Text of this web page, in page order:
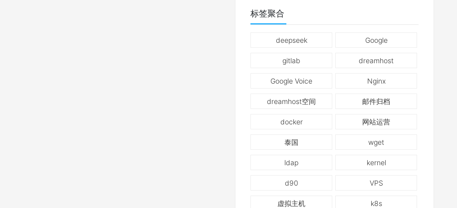
标签聚合
deepseek Google
gitlab dreamhost
Google Voice Nginx
dreamhost空间 邮件归档
docker 网站运营
泰国 wget
ldap kernel
d90 VPS
虚拟主机 k8s